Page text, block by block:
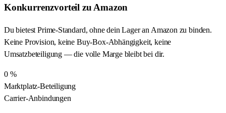
Konkurrenzvorteil zu Amazon
Du bietest Prime-Standard, ohne dein Lager an Amazon zu binden.
Keine Provision, keine Buy-Box-Abhängigkeit, keine
Umsatzbeteiligung — die volle Marge bleibt bei dir.
0 %
Marktplatz-Beteiligung
Carrier-Anbindungen